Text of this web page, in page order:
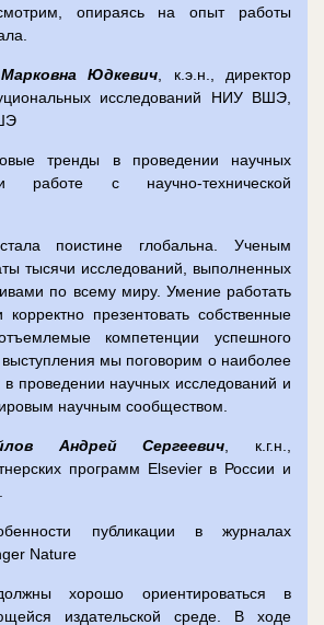
опираясь на опыт работы
Юдкевич, к.э.н., директор
исследований НИУ ВШЭ,
тренды в проведении научных
работе с научно-технической
поистине глобальна. Ученым
тысячи исследований, выполненных
по всему миру. Умение работать
презентовать собственные
компетенции успешного
мы поговорим о наиболее
проведении научных исследований и
научным сообществом.
Андрей Сергеевич, к.г.н.,
программ Elsevier в России и
публикации в журналах
Nature
хорошо ориентироваться в
издательской среде. В ходе